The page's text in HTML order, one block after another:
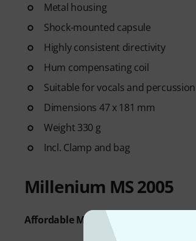
Metal housing
Shock-mounted capsule
Highly consistent directivity
Hum compensating coil
Suitable for vocals and percussion
Dimensions 47 x 181 mm
Weight 330 g
Incl. Clamp and bag
Millenium MS 2005
Affordable Microphone Stand with